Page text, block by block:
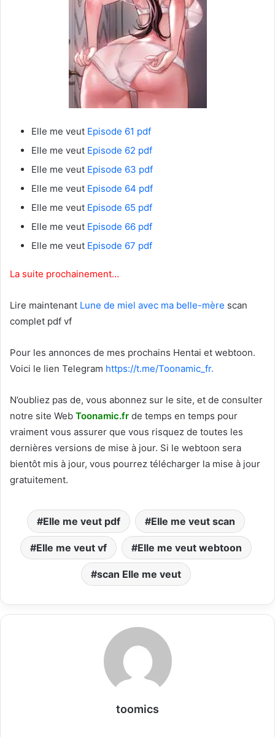
Elle me veut Episode 61 pdf
Elle me veut Episode 62 pdf
Elle me veut Episode 63 pdf
Elle me veut Episode 64 pdf
Elle me veut Episode 65 pdf
Elle me veut Episode 66 pdf
Elle me veut Episode 67 pdf
La suite prochainement…
Lire maintenant Lune de miel avec ma belle-mère scan
complet pdf vf
Pour les annonces de mes prochains Hentai et webtoon.
Voici le lien Telegram https://t.me/Toonamic_fr.
N’oubliez pas de, vous abonnez sur le site, et de consulter
notre site Web Toonamic.fr de temps en temps pour
vraiment vous assurer que vous risquez de toutes les
dernières versions de mise à jour. Si le webtoon sera
bientôt mis à jour, vous pourrez télécharger la mise à jour
gratuitement.
Elle me veut pdf Elle me veut scan
Elle me veut vf Elle me veut webtoon
scan Elle me veut
toomics